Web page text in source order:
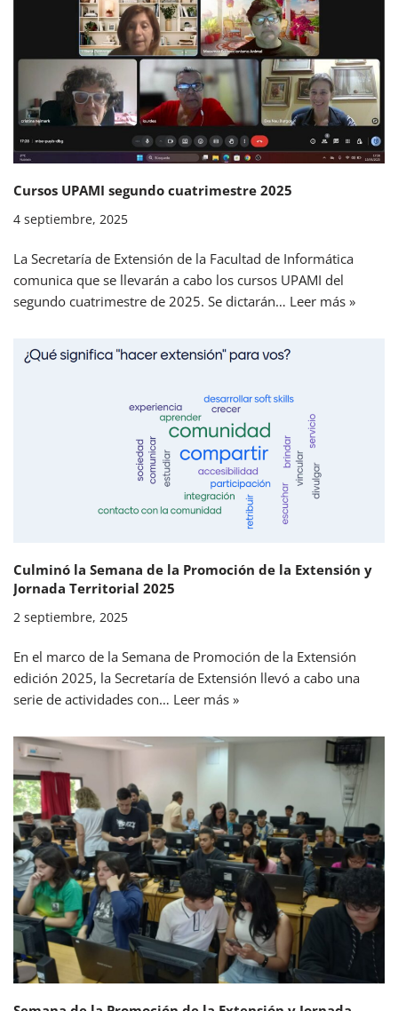
Cursos UPAMI segundo cuatrimestre 2025
4 septiembre, 2025
La Secretaría de Extensión de la Facultad de Informática
comunica que se llevarán a cabo los cursos UPAMI del
segundo cuatrimestre de 2025. Se dictarán… Leer más »
Culminó la Semana de la Promoción de la Extensión y
Jornada Territorial 2025
2 septiembre, 2025
En el marco de la Semana de Promoción de la Extensión
edición 2025, la Secretaría de Extensión llevó a cabo una
serie de actividades con… Leer más »